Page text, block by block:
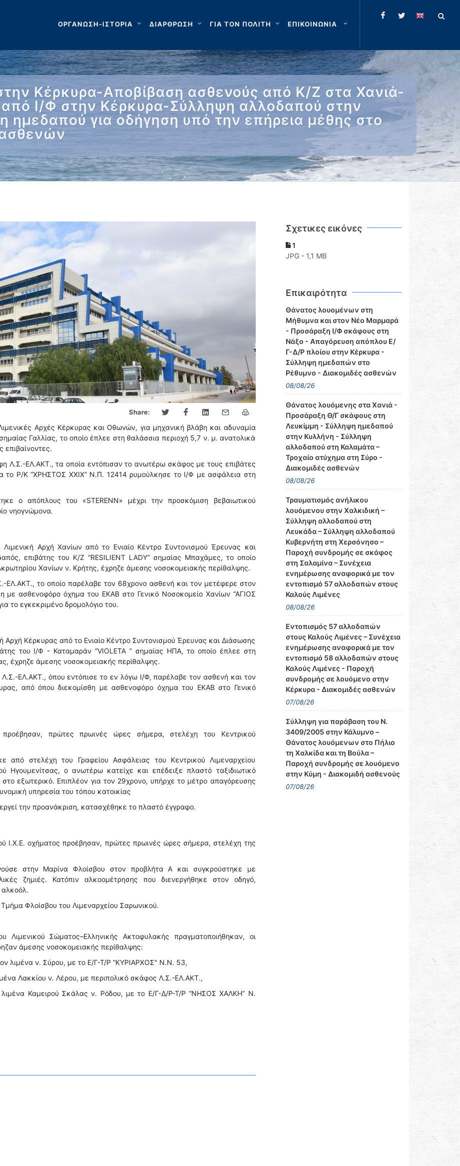
ΟΡΓΑΝΩΣΗ-ΙΣΤΟΡΙΑ ΔΙΑΡΘΡΩΣΗ ΓΙΑ ΤΟΝ ΠΟΛΙΤΗ ΕΠΙΚΟΙΝΩΝΙΑ
Κέρκυρα-Αποβίβαση ασθενούς από Κ/Ζ στα Χανιά-
Ι/Φ στην Κέρκυρα-Σύλληψη αλλοδαπού στην
ημεδαπού για οδήγηση υπό την επήρεια μέθης στο
…
Share:
Αρχές Κέρκυρας και Οθωνών, για μηχανική βλάβη και αδυναμία
Γαλλίας, το οποίο έπλεε στη θαλάσσια περιοχή 5,7 ν. μ. ανατολικά
Λ.Σ.-ΕΛ.ΑΚΤ., τα οποία εντόπισαν το ανωτέρω σκάφος με τους επιβάτες
το Ρ/Κ “ΧΡΗΣΤΟΣ ΧΧΙΧ” Ν.Π. 12414 ρυμούλκησε το Ι/Φ με ασφάλεια στη
ο απόπλους του «STERENN» μέχρι την προσκόμιση βεβαιωτικού
νηογνώμονα.
Αρχή Χανίων από το Ενιαίο Κέντρο Συντονισμού Έρευνας και
επιβάτης του Κ/Ζ “RESILIENT LADY” σημαίας Μπαχάμες, το οποίο
Χανίων ν. Κρήτης, έχρηζε άμεσης νοσοκομειακής περίθαλψης.
ΕΛ.ΑΚΤ., το οποίο παρέλαβε τον 68χρονο ασθενή και τον μετέφερε στον
με ασθενοφόρο όχημα του ΕΚΑΒ στο Γενικό Νοσοκομείο Χανίων “ΑΓΙΟΣ
το εγκεκριμένο δρομολόγιο του.
Αρχή Κέρκυρας από το Ενιαίο Κέντρο Συντονισμού Έρευνας και Διάσωσης
του Ι/Φ - Καταμαράν “VIOLETA ” σημαίας ΗΠΑ, το οποίο έπλεε στη
έχρηζε άμεσης νοσοκομειακής περίθαλψης.
ΕΛ.ΑΚΤ., όπου εντόπισε το εν λόγω Ι/Φ, παρέλαβε τον ασθενή και τον
από όπου διεκομίσθη με ασθενοφόρο όχημα του ΕΚΑΒ στο Γενικό
πρώτες πρωινές ώρες σήμερα, στελέχη του Κεντρικού
από στελέχη του Γραφείου Ασφάλειας του Κεντρικού Λιμεναρχείου
Ηγουμενίτσας, ο ανωτέρω κατείχε και επέδειξε πλαστό ταξιδιωτικό
εξωτερικό. Επιπλέον για τον 29χρονο, υπήρχε το μέτρο απαγόρευσης
υπηρεσία του τόπου κατοικίας
την προανάκριση, κατασχέθηκε το πλαστό έγγραφο.
Ι.Χ.Ε. οχήματος προέβησαν, πρώτες πρωινές ώρες σήμερα, στελέχη της
στην Μαρίνα Φλοίσβου στον προβλήτα Α και συγκρούστηκε με
ζημιές. Κατόπιν αλκοομέτρησης που διενεργήθηκε στον οδηγό,
αλκοόλ.
Φλοίσβου του Λιμεναρχείου Σαρωνικού.
Λιμενικού Σώματος–Ελληνικής Ακτοφυλακής πραγματοποιήθηκαν, οι
άμεσης νοσοκομειακής περίθαλψης:
λιμένα ν. Σύρου, με το Ε/Γ-Τ/Ρ “ΚΥΡΙΑΡΧΟΣ" Ν.Ν. 53,
Λακκίου ν. Λέρου, με περιπολικό σκάφος Λ.Σ.-ΕΛ.ΑΚΤ.,
Καμειροὐ Σκάλας ν. Ρόδου, με το Ε/Γ-Δ/Ρ-Τ/Ρ “ΝΗΣΟΣ ΧΑΛΚΗ” Ν.
Σχετικες εικόνες
1
JPG - 1,1 MB
Επικαιρότητα
Θάνατος λουομένων στη
Μήθυμνα και στον Νέο Μαρμαρά
- Προσάραξη Ι/Φ σκάφους στη
Νάξο - Απαγόρευση απόπλου Ε/
Γ-Δ/Ρ πλοίου στην Κέρκυρα -
Σύλληψη ημεδαπών στο
Ρέθυμνο - Διακομιδές ασθενών
08/08/26
Θάνατος λουόμενης στα Χανιά -
Προσάραξη Θ/Γ σκάφους στη
Λευκίμμη - Σύλληψη ημεδαπού
στην Κυλλήνη - Σύλληψη
αλλοδαπού στη Καλαμάτα –
Τροχαίο ατύχημα στη Σύρο -
Διακομιδές ασθενών
08/08/26
Τραυματισμός ανήλικου
λουόμενου στην Χαλκιδική –
Σύλληψη αλλοδαπού στη
Λευκάδα – Σύλληψη αλλοδαπού
Κυβερνήτη στη Χερσόνησο –
Παροχή συνδρομής σε σκάφος
στη Σαλαμίνα – Συνέχεια
ενημέρωσης αναφορικά με τον
εντοπισμό 57 αλλοδαπών στους
Καλούς Λιμένες
08/08/26
Εντοπισμός 57 αλλοδαπών
στους Καλούς Λιμένες – Συνέχεια
ενημέρωσης αναφορικά με τον
εντοπισμό 58 αλλοδαπών στους
Καλούς Λιμένες - Παροχή
συνδρομής σε λουόμενο στην
Κέρκυρα - Διακομιδές ασθενών
07/08/26
Σύλληψη για παράβαση του Ν.
3409/2005 στην Κάλυμνο –
Θάνατος λουόμενων στο Πήλιο
τη Χαλκίδα και τη Βούλα –
Παροχή συνδρομής σε λουόμενο
στην Κύμη - Διακομιδή ασθενούς
07/08/26